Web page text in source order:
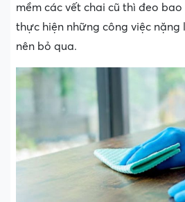
mềm các vết chai cũ thì đeo bao
thực hiện những công việc nặng
nên bỏ qua.